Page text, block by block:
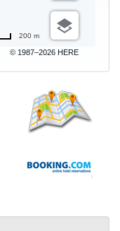
© 1987–2026 HERE
200 m